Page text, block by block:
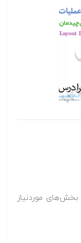
بخش‌های موردنیاز